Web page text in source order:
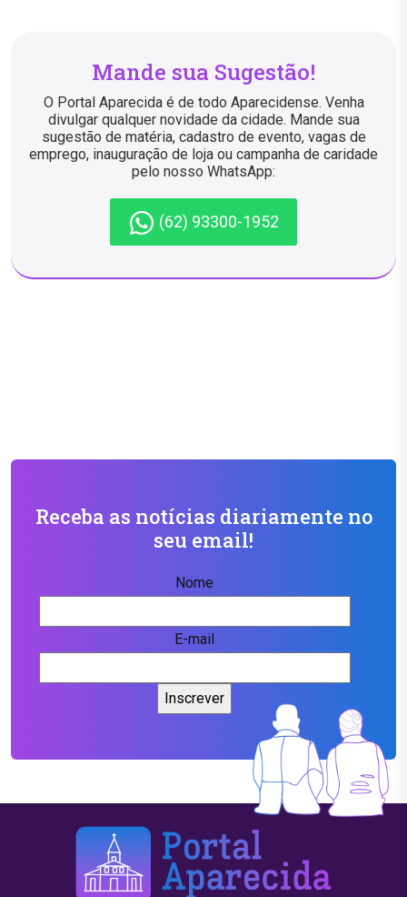
Mande sua Sugestão!
O Portal Aparecida é de todo Aparecidense. Venha
divulgar qualquer novidade da cidade. Mande sua
sugestão de matéria, cadastro de evento, vagas de
emprego, inauguração de loja ou campanha de caridade
pelo nosso WhatsApp:
(62) 93300-1952
Receba as notícias diariamente no
seu email!
Nome
E-mail